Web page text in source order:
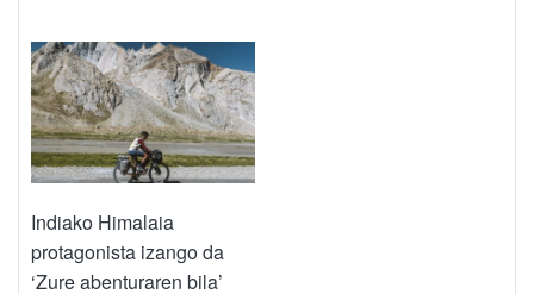
Indiako Himalaia
protagonista izango da
‘Zure abenturaren bila’